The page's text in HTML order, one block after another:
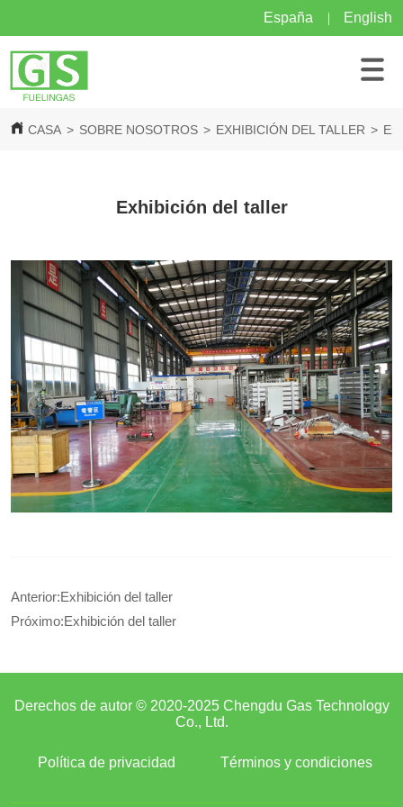
España English
CASA > SOBRE NOSOTROS > EXHIBICIÓN DEL TALLER >
Exhibición del taller
Anterior:Exhibición del taller
Próximo:Exhibición del taller
Derechos de autor © 2020-2025 Chengdu Gas Technology
Co., Ltd.
Política de privacidad Términos y condiciones